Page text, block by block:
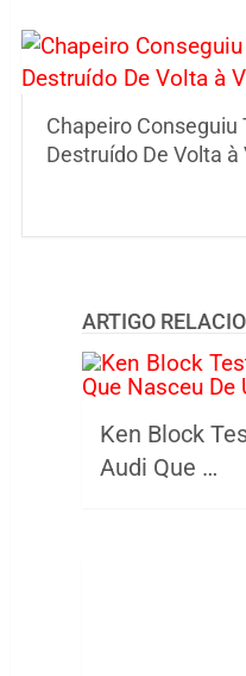
Chapeiro Conseguiu
Destruído De Volta à
ARTIGO
Ken Block
Audi Que …